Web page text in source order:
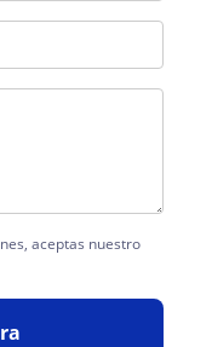
aceptas nuestro